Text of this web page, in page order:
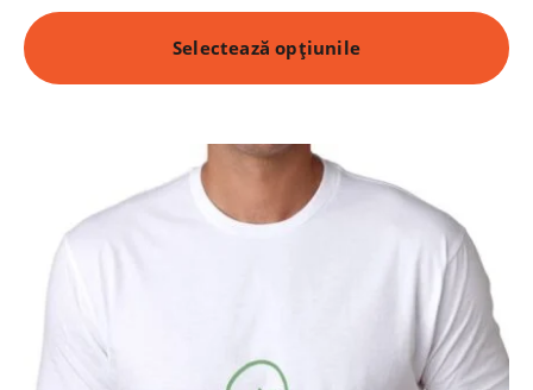
Selectează opțiunile